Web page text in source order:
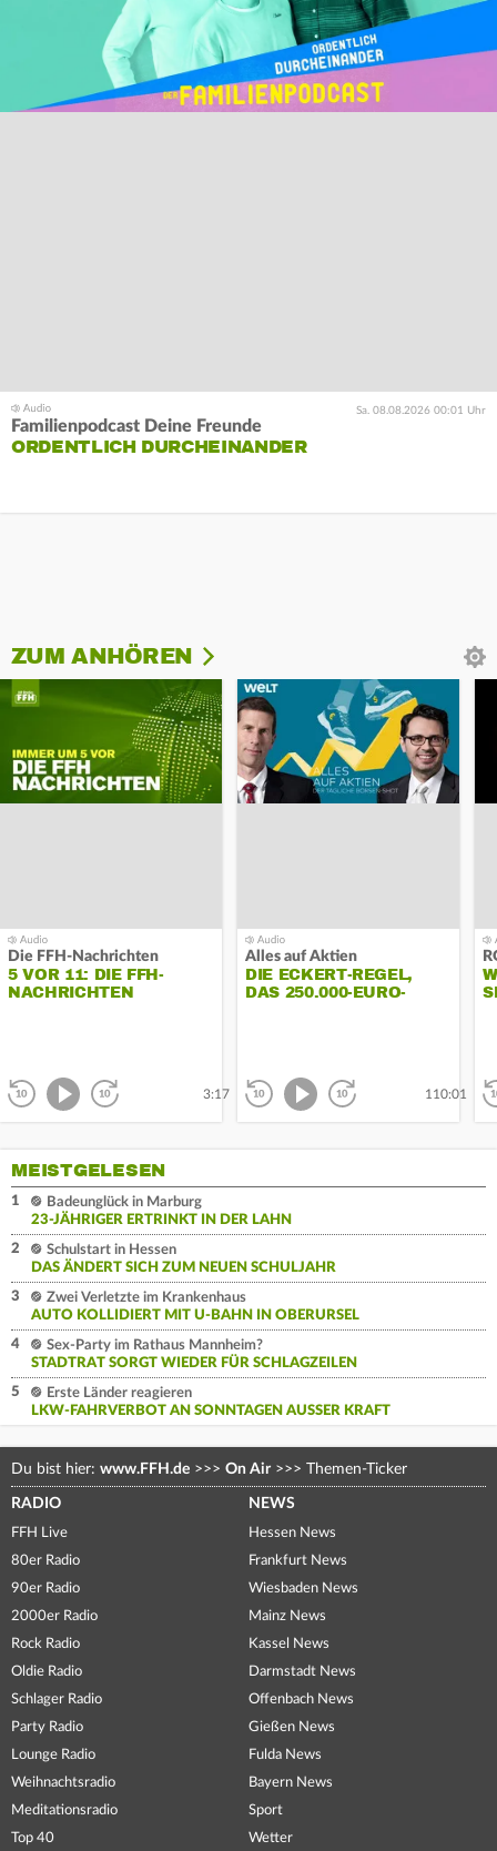
Sa. 08.08.2026 00:01 Uhr
Familienpodcast Deine Freunde
ORDENTLICH DURCHEINANDER
ZUM ANHÖREN
Die FFH-Nachrichten
5 VOR 11: DIE FFH-
NACHRICHTEN
3:17
Alles auf Aktien
DIE ECKERT-REGEL,
DAS 250.000-EURO-
110:01
zurück zurückAbspielen
vor
MEISTGELESEN
1
Badeunglück in Marburg
23-JÄHRIGER ERTRINKT IN DER LAHN
2
Schulstart in Hessen
DAS ÄNDERT SICH ZUM NEUEN SCHULJAHR
3
Zwei Verletzte im Krankenhaus
AUTO KOLLIDIERT MIT U-BAHN IN OBERURSEL
4
Sex-Party im Rathaus Mannheim?
STADTRAT SORGT WIEDER FÜR SCHLAGZEILEN
5
Erste Länder reagieren
LKW-FAHRVERBOT AN SONNTAGEN AUSSER KRAFT
Du bist hier: www.FFH.de >>> On Air >>> Themen-Ticker
RADIO
FFH Live
80er Radio
90er Radio
2000er Radio
Rock Radio
Oldie Radio
Schlager Radio
Party Radio
Lounge Radio
Weihnachtsradio
Meditationsradio
Top 40
NEWS
Hessen News
Frankfurt News
Wiesbaden News
Mainz News
Kassel News
Darmstadt News
Offenbach News
Gießen News
Fulda News
Bayern News
Sport
Wetter